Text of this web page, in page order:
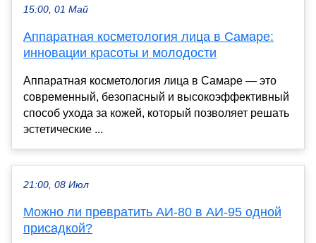
15:00, 01 Май
Аппаратная косметология лица в Самаре:
инновации красоты и молодости
Аппаратная косметология лица в Самаре — это
современный, безопасный и высокоэффективный
способ ухода за кожей, который позволяет решать
эстетические ...
21:00, 08 Июл
Можно ли превратить АИ-80 в АИ-95 одной
присадкой?